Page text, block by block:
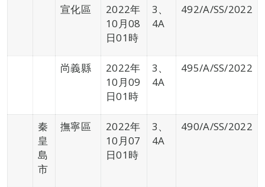
宣化區
2022年
10月08
日01時
3、
4A
492/A/SS/2022
尚義縣
2022年
10月09
日01時
3、
4A
495/A/SS/2022
秦
皇
島
市
撫寧區
2022年
10月07
日01時
3、
4A
490/A/SS/2022